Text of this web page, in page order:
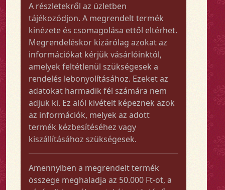
A részletekről az üzletben
tájékozódjon. A megrendelt termék
kinézete és csomagolása ettől eltérhet.
Megrendeléskor kizárólag azokat az
információkat kérjük vásárlóinktól,
amelyek feltétlenül szükségesek a
rendelés lebonyolításához. Ezeket az
adatokat harmadik fél számára nem
adjuk ki. Ez alól kivételt képeznek azok
az információk, melyek az adott
termék kézbesítéséhez vagy
kiszállításához szükségesek.
Amennyiben a megrendelt termék
összege meghaladja az 50.000 Ft-ot, a